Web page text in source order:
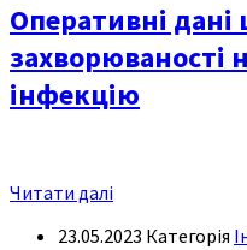
Оперативні
захворюваності
інфекцію
Читати далі
23.05.2023 Категорія